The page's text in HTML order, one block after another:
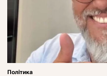
Політика